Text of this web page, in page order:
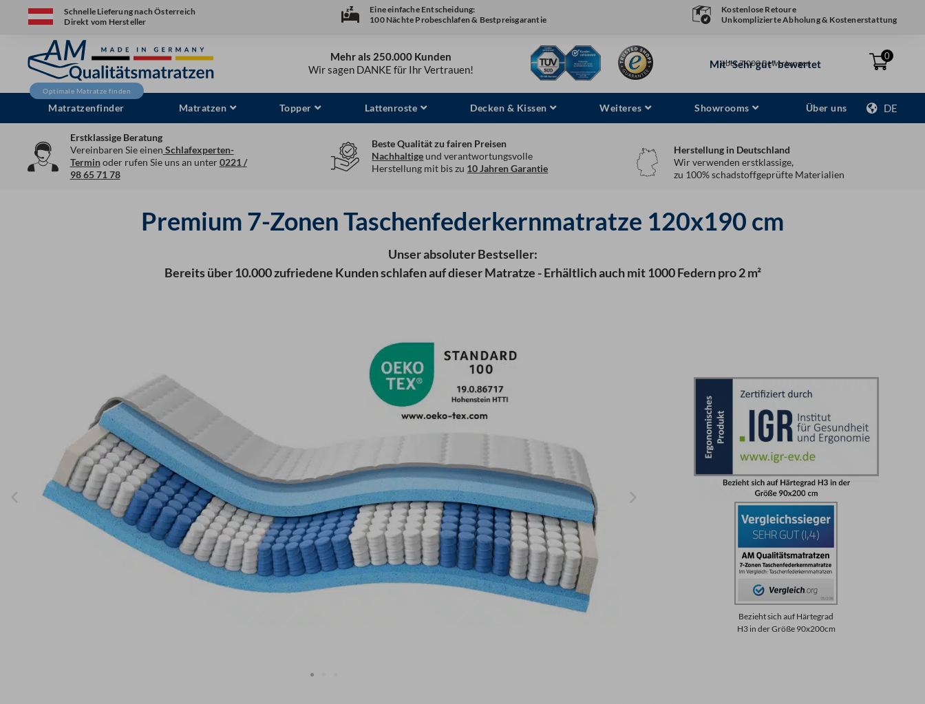
Schnelle Lieferung nach Österreich
Direkt vom Hersteller
Eine einfache Entscheidung:
100 Nächte Probeschlafen & Bestpreisgarantie
Kostenlose Retoure
Unkomplizierte Abholung & Kostenerstattung
Mehr als 250.000 Kunden
Wir sagen DANKE für Ihr Vertrauen!
Mit "Sehr gut" bewertet
über 7.000 Bewertungen
0
Matratzenfinder Matratzen Topper Lattenroste Decken & Kissen Weiteres Showrooms Über uns DE
Erstklassige Beratung
Vereinbaren Sie einen Schlafexperten-
Terminoder rufen Sie uns an unter0221 /
98 65 71 78
Beste Qualität zu fairen Preisen
Nachhaltige und verantwortungsvolle
Herstellung mit bis zu 10 Jahren Garantie
Herstellung in Deutschland
Wir verwenden erstklassige,
zu 100% schadstoffgeprüfte Materialien
Premium 7-Zonen Taschenfederkernmatratze 120x190 cm
Unser absoluter Bestseller:
Bereits über 10.000 zufriedene Kunden schlafen auf dieser Matratze - Erhältlich auch mit 1000 Federn pro 2 m²
Bezieht sich auf Härtegrad
H3 in der Größe 90x200cm